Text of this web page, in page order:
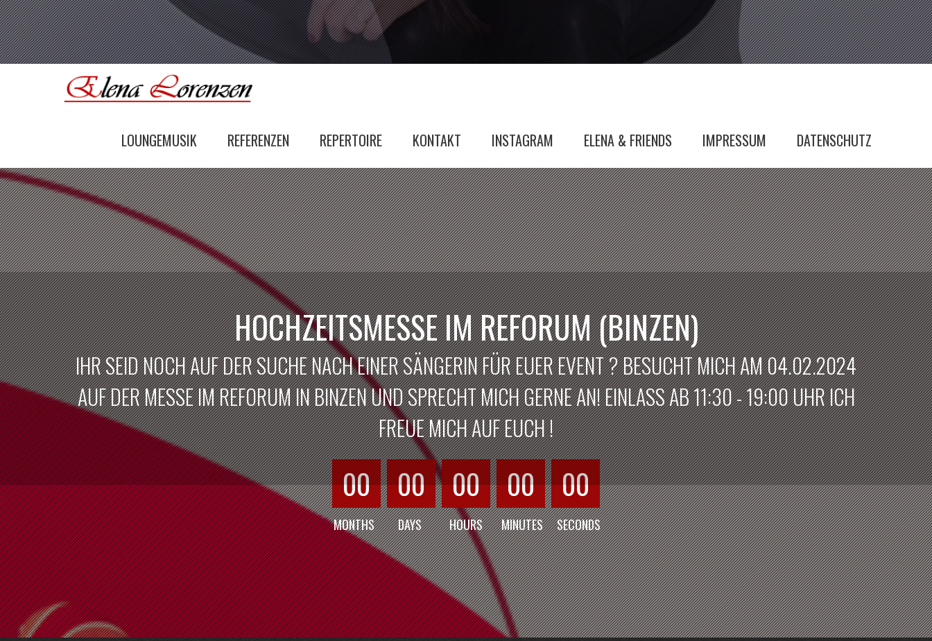
LOUNGEMUSIK REFERENZEN REPERTOIRE KONTAKT INSTAGRAM ELENA & FRIENDS IMPRESSUM DATENSCHUTZ
HOCHZEITSMESSE IM REFORUM (BINZEN)
IHR SEID NOCH AUF DER SUCHE NACH EINER SÄNGERIN FÜR EUER EVENT ? BESUCHT MICH AM 04.02.2024
AUF DER MESSE IM REFORUM IN BINZEN UND SPRECHT MICH GERNE AN! EINLASS AB 11:30 - 19:00 UHR ICH
FREUE MICH AUF EUCH !
00 00 00 00 00
MONTHS DAYS HOURS MINUTES SECONDS